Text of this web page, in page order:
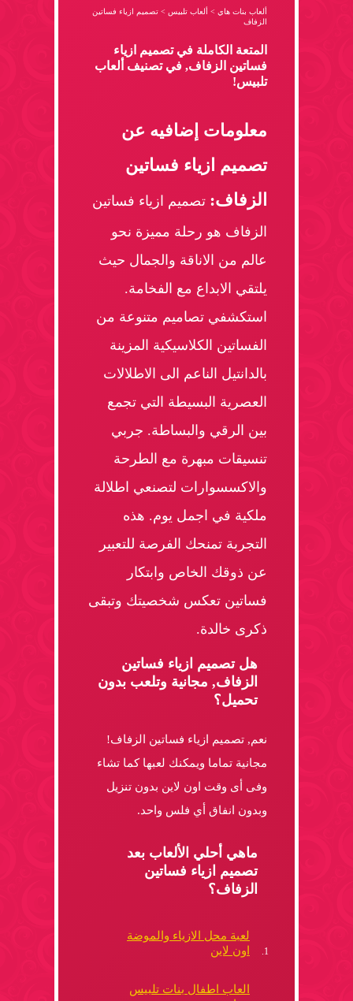
ألعاب بنات هاي > ألعاب تلبيس > تصميم ازياء فساتين
الزفاف
المتعة الكاملة في تصميم ازياء
فساتين الزفاف, في تصنيف ألعاب
تلبيس!
معلومات إضافيه عن
تصميم ازياء فساتين
الزفاف: تصميم ازياء فساتين
الزفاف هو رحلة مميزة نحو
عالم من الاناقة والجمال حيث
يلتقي الابداع مع الفخامة.
استكشفي تصاميم متنوعة من
الفساتين الكلاسيكية المزينة
بالدانتيل الناعم الى الاطلالات
العصرية البسيطة التي تجمع
بين الرقي والبساطة. جربي
تنسيقات مبهرة مع الطرحة
والاكسسوارات لتصنعي اطلالة
ملكية في اجمل يوم. هذه
التجربة تمنحك الفرصة للتعبير
عن ذوقك الخاص وابتكار
فساتين تعكس شخصيتك وتبقى
ذكرى خالدة.
هل تصميم ازياء فساتين
الزفاف, مجانية وتلعب بدون
تحميل؟
نعم, تصميم ازياء فساتين الزفاف!
مجانية تماما ويمكنك لعبها كما تشاء
وفى أى وقت اون لاين بدون تنزيل
وبدون انفاق أي فلس واحد.
ماهي أحلي الألعاب بعد
تصميم ازياء فساتين
الزفاف؟
لعبة محل الازياء والموضة
اون لاين
العاب اطفال بنات تلبيس